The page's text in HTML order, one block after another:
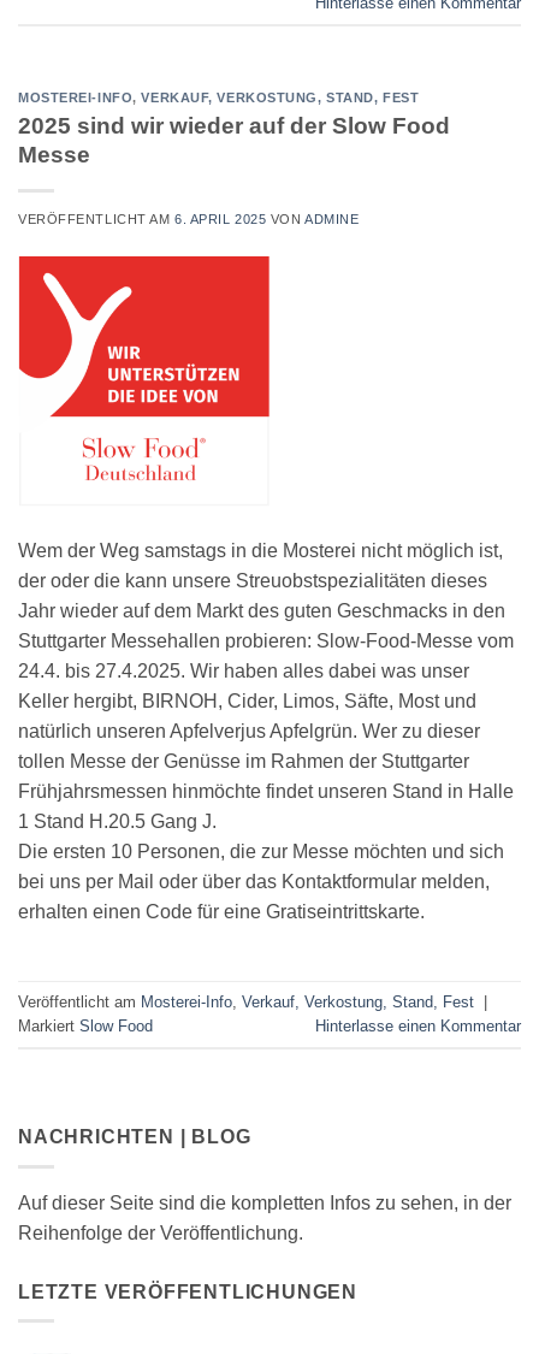
MOSTEREI-INFO,VERKAUF, VERKOSTUNG, STAND, FEST
2025 sind wir wieder auf der Slow Food
Messe
VERÖFFENTLICHT AM6. APRIL 2025 VONADMINE
Wem der Weg samstags in die Mosterei nicht möglich ist,
der oder die kann unsere Streuobstspezialitäten dieses
Jahr wieder auf dem Markt des guten Geschmacks in den
Stuttgarter Messehallen probieren: Slow-Food-Messe vom
24.4. bis 27.4.2025. Wir haben alles dabei was unser
Keller hergibt, BIRNOH, Cider, Limos, Säfte, Most und
natürlich unseren Apfelverjus Apfelgrün. Wer zu dieser
tollen Messe der Genüsse im Rahmen der Stuttgarter
Frühjahrsmessen hinmöchte findet unseren Stand in Halle
1 Stand H.20.5 Gang J.
Die ersten 10 Personen, die zur Messe möchten und sich
bei uns per Mail oder über das Kontaktformular melden,
erhalten einen Code für eine Gratiseintrittskarte.
Veröffentlicht am Mosterei-Info Verkauf, Verkostung, Stand, Fest |
Markiert Slow Food Hinterlasse einen Kommentar
NACHRICHTEN | BLOG
Auf dieser Seite sind die kompletten Infos zu sehen, in der
Reihenfolge der Veröffentlichung.
LETZTE VERÖFFENTLICHUNGEN